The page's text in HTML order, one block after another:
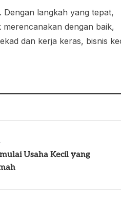
Dengan langkah yang tepat,
merencanakan dengan baik,
dan kerja keras, bisnis
Usaha Kecil yang